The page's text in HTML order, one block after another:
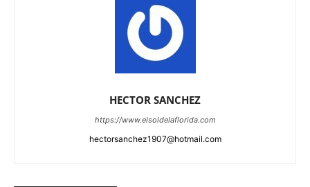
HECTOR SANCHEZ
https://www.elsoldelaflorida.com
hectorsanchez1907@hotmail.com